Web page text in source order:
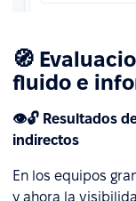
🧭
fluido e
👁️🔓 Resultados
indirectos
En los equipos
y ahora la